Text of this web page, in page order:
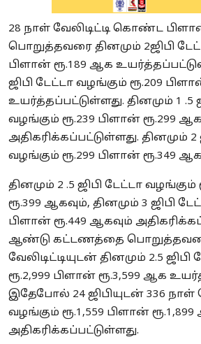
28 நாள் வேலிடிட்டி கொண்ட
பொறுத்தவரை தினமும் 2ஜிபி
பிளான் ரூ.189 ஆக
ஜிபி டேட்டா வழங்கும் ரூ.209
உயர்த்தப்பட்டுள்ளது. தினமும் 1 .5
வழங்கும் ரூ.239 பிளான் ரூ.299 ஆக
அதிகரிக்கப்பட்டுள்ளது. தினமும் 2
வழங்கும் ரூ.299 பிளான் ரூ.349
தினமும் 2 .5 ஜிபி டேட்டா வழங்கும்
ரூ.399 ஆகவும், தினமும் 3 ஜிபி
பிளான் ரூ.449 ஆகவும்
ஆண்டு கட்டணத்தை
வேலிடிட்டியுடன் தினமும் 2.5
ரூ.2,999 பிளான் ரூ.3,599 ஆக
இதேபோல் 24 ஜிபியுடன் 336 நாள்
வழங்கும் ரூ.1,559 பிளான்
அதிகரிக்கப்பட்டுள்ளது.